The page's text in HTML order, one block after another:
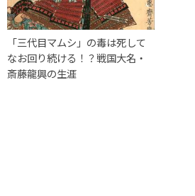
「三代目マムシ」の毒は死して
なお回り続ける！？戦国大名・
斎藤龍興の生涯